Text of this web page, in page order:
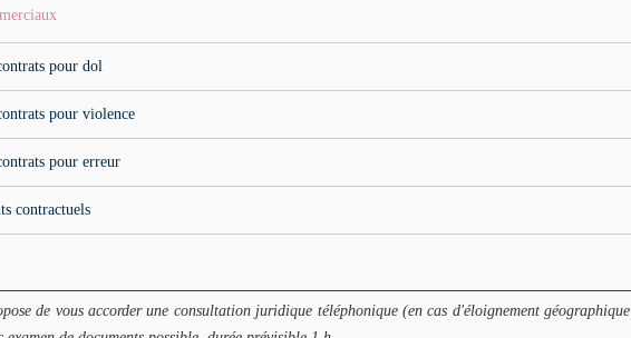
pour dol
pour violence
pour erreur
contractuels
de vous accorder une consultation juridique téléphonique (en cas d'éloignement